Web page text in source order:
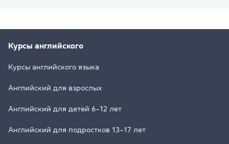
Курсы английского
Курсы английского языка
Английский для взрослых
Английский для детей 6–12 лет
Английский для подростков 13–17 лет